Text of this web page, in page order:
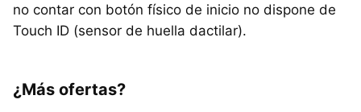
no contar con botón físico de inicio no dispone de
Touch ID (sensor de huella dactilar).
¿Más ofertas?